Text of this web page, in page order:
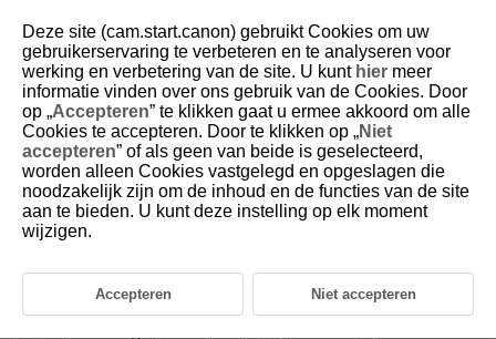
D101-127
Printopties (DPOF)
De afdrukopties instellen
Beelden selecteren voor afdrukken
aantal exemplaren, enzovoort. U kunt meerdere beelden in één batch
printen of printopties maken voor een foto-ontwikkelaar.
Deze site (cam.start.canon) gebruikt Cookies om uw
gebruikerservaring te verbeteren en te analyseren voor
werking en verbetering van de site. U kunt hier meer
informatie vinden over ons gebruik van de Cookies. Door
op „Accepteren” te klikken gaat u ermee akkoord om alle
Cookies te accepteren. Door te klikken op „Niet
accepteren” of als geen van beide is geselecteerd,
worden alleen Cookies vastgelegd en opgeslagen die
noodzakelijk zijn om de inhoud en de functies van de site
aan te bieden. U kunt deze instelling op elk moment
wijzigen.
Accepteren Niet accepteren